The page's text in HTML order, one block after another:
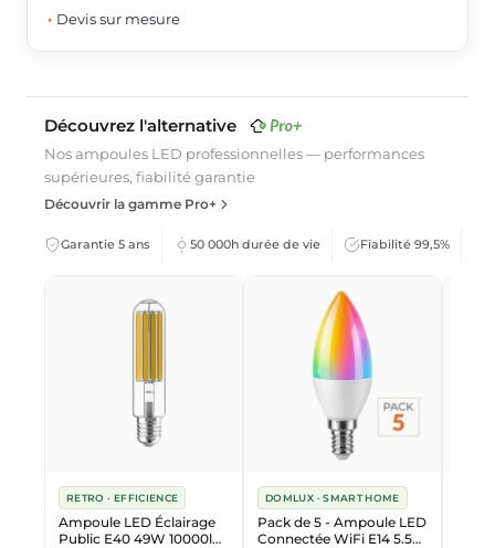
Devis sur mesure
Découvrez l'alternative
Nos ampoules LED professionnelles — performances
supérieures, fiabilité garantie
Découvrir la gamme Pro+
Garantie 5 ans 50 000h durée de vie Fiabilité 99,5%
RETRO · EFFICIENCE
Ampoule LED Éclairage
Public E40 49W 10000lm
DOMLUX · SMART HOME
Pack de 5 - Ampoule LED
Connectée WiFi E14 5.5W